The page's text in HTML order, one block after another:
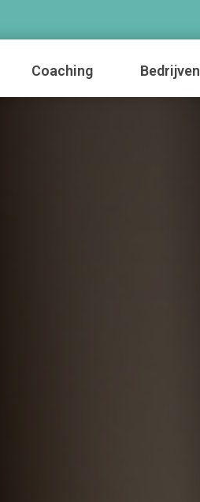
Coaching Bedrijven